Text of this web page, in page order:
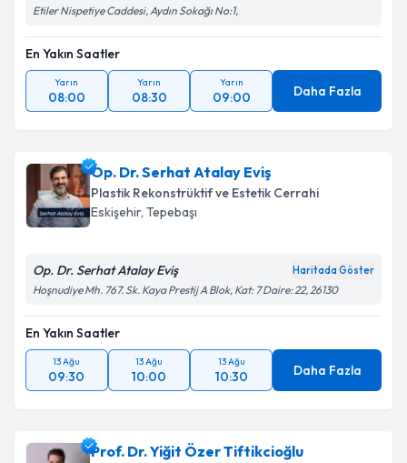
Etiler Nispetiye Caddesi, Aydın Sokağı No:1,
En Yakın Saatler
Yarın
08:00
Yarın
08:30
Yarın
09:00 Daha Fazla
Op. Dr. Serhat Atalay Eviş
Plastik Rekonstrüktif ve Estetik Cerrahi
Eskişehir, Tepebaşı
Op. Dr. Serhat Atalay Eviş Haritada Göster
Hoşnudiye Mh. 767. Sk. Kaya Prestij A Blok, Kat: 7 Daire: 22, 26130
En Yakın Saatler
13 Ağu
09:30
13 Ağu
10:00
13 Ağu
10:30 Daha Fazla
Prof. Dr. Yiğit Özer Tiftikcioğlu